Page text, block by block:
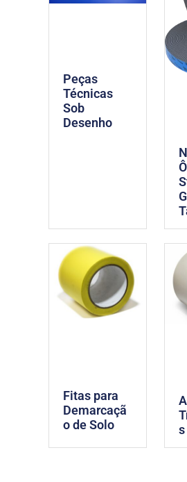
Peças
Técnicas
Sob
Desenho
Fitas para
Demarcaçã
o de Solo
s